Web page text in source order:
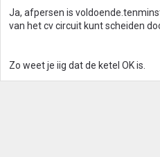
Ja, afpersen is
van het cv circuit kunt scheiden
Zo weet je iig dat de ketel OK is.